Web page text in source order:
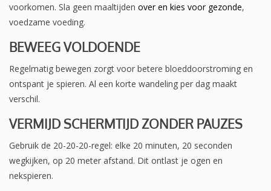
voorkomen. Sla geen maaltijden over en kies voor gezonde,
voedzame voeding.
BEWEEG VOLDOENDE
Regelmatig bewegen zorgt voor betere bloeddoorstroming en
ontspant je spieren. Al een korte wandeling per dag maakt
verschil.
VERMIJD SCHERMTIJD ZONDER PAUZES
Gebruik de 20-20-20-regel: elke 20 minuten, 20 seconden
wegkijken, op 20 meter afstand. Dit ontlast je ogen en
nekspieren.